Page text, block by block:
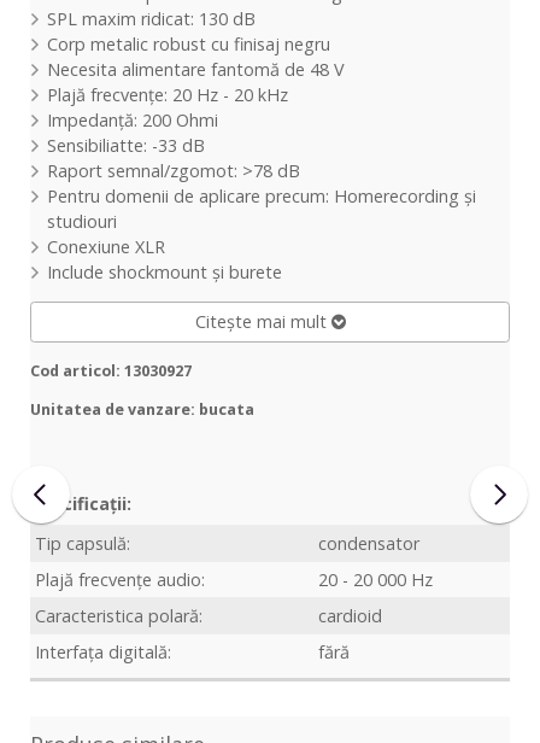
SPL maxim ridicat: 130 dB
Corp metalic robust cu finisaj negru
Necesita alimentare fantomă de 48 V
Plajă frecvențe: 20 Hz - 20 kHz
Impedanță: 200 Ohmi
Sensibiliatte: -33 dB
Raport semnal/zgomot: >78 dB
Pentru domenii de aplicare precum: Homerecording și
studiouri
Conexiune XLR
Include shockmount și burete
Citește mai mult
Cod articol: 13030927
Unitatea de vanzare: bucata
Specificații:
Tip capsulă:
condensator
Plajă frecvențe audio:
20 - 20 000 Hz
Caracteristica polară:
cardioid
Interfața digitală:
fără